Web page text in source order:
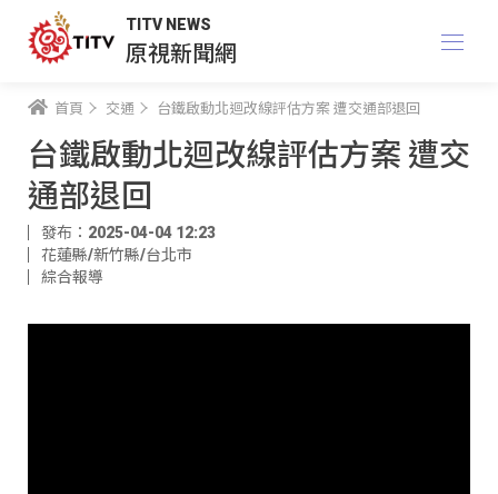
TITV NEWS
原視新聞網
首頁 交通 台鐵啟動北迴改線評估方案 遭交通部退回
台鐵啟動北迴改線評估方案 遭交
通部退回
發布：2025-04-04 12:23
花蓮縣/新竹縣/台北市
綜合報導